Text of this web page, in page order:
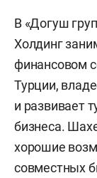
В «Догуш
Холдинг
финансовом
Турции,
и развивает
бизнеса.
хорошие
совместных